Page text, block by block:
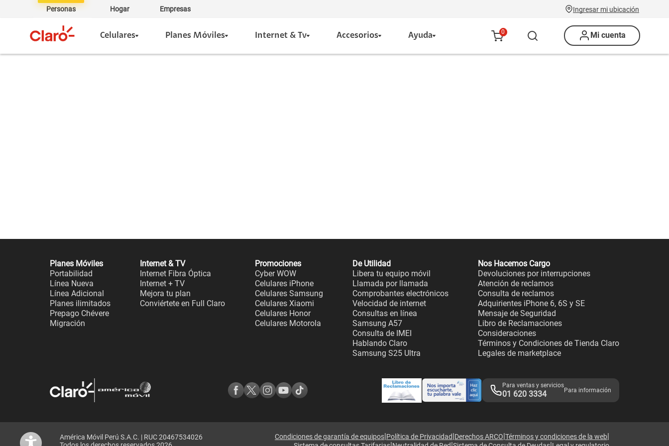
Personas Hogar Empresas Ingresar mi ubicación
Celulares Planes Móviles Internet & Tv Accesorios Ayuda 0 Mi cuenta
Planes Móviles
Portabilidad
Línea Nueva
Línea Adicional
Planes ilimitados
Prepago Chévere
Migración
Internet & TV
Internet Fibra Óptica
Internet + TV
Mejora tu plan
Conviértete en Full Claro
Promociones
Cyber WOW
Celulares iPhone
Celulares Samsung
Celulares Xiaomi
Celulares Honor
Celulares Motorola
De Utilidad
Libera tu equipo móvil
Llamada por llamada
Comprobantes electrónicos
Velocidad de internet
Consultas en línea
Samsung A57
Consulta de IMEI
Hablando Claro
Samsung S25 Ultra
Nos Hacemos Cargo
Devoluciones por interrupciones
Atención de reclamos
Consulta de reclamos
Adquirientes iPhone 6, 6S y SE
Mensaje de Seguridad
Libro de Reclamaciones
Consideraciones
Términos y Condiciones de Tienda Claro
Legales de marketplace
Para ventas y servicios
01 620 3334 Para información
América Móvil Perú S.A.C. | RUC 20467534026
Condiciones de garantía de equipos|Política de Privacidad|Derechos ARCO|Términos y condiciones de la web|